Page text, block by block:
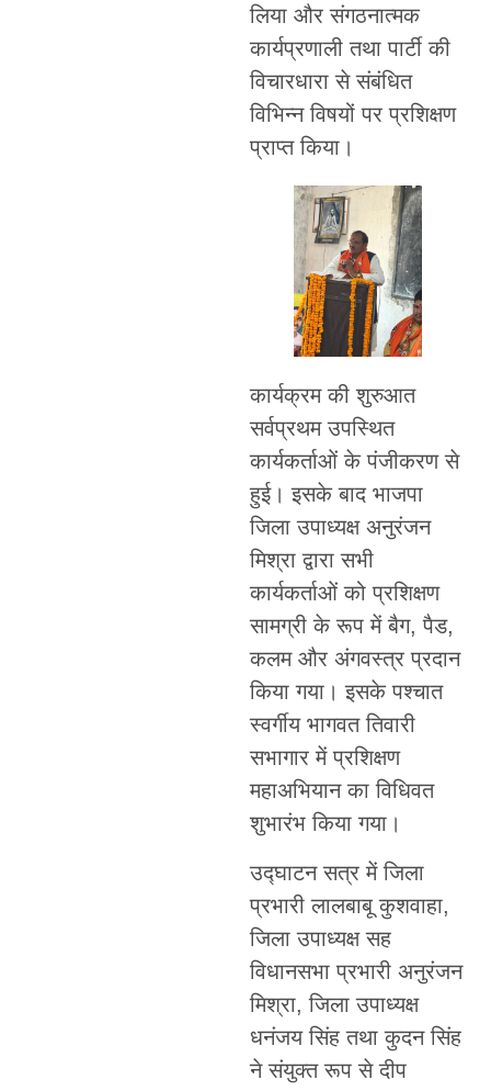
लिया और संगठनात्मक
कार्यप्रणाली तथा पार्टी की
विचारधारा से संबंधित
विभिन्न विषयों पर प्रशिक्षण
प्राप्त किया।
कार्यक्रम की शुरुआत
सर्वप्रथम उपस्थित
कार्यकर्ताओं के पंजीकरण से
हुई। इसके बाद भाजपा
जिला उपाध्यक्ष अनुरंजन
मिश्रा द्वारा सभी
कार्यकर्ताओं को प्रशिक्षण
सामग्री के रूप में बैग, पैड,
कलम और अंगवस्त्र प्रदान
किया गया। इसके पश्चात
स्वर्गीय भागवत तिवारी
सभागार में प्रशिक्षण
महाअभियान का विधिवत
शुभारंभ किया गया।
उद्घाटन सत्र में जिला
प्रभारी लालबाबू कुशवाहा,
जिला उपाध्यक्ष सह
विधानसभा प्रभारी अनुरंजन
मिश्रा, जिला उपाध्यक्ष
धनंजय सिंह तथा कुदन सिंह
ने संयुक्त रूप से दीप